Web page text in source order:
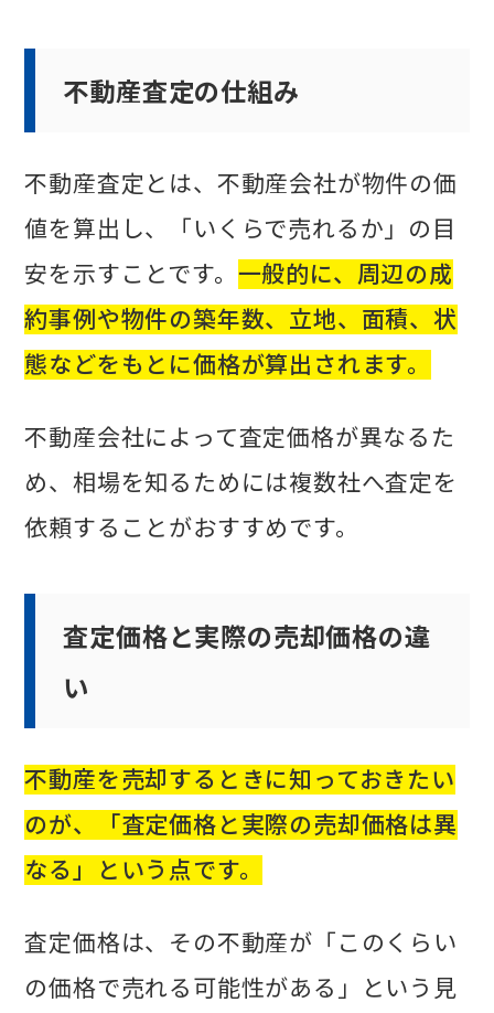
不動産査定の仕組み
不動産査定とは、不動産会社が物件の価
値を算出し、「いくらで売れるか」の目
安を示すことです。 一般的に、周辺の成
約事例や物件の築年数、立地、面積、状
態などをもとに価格が算出されます。
不動産会社によって査定価格が異なるた
め、相場を知るためには複数社へ査定を
依頼することがおすすめです。
査定価格と実際の売却価格の違
い
不動産を売却するときに知っておきたい
のが、「査定価格と実際の売却価格は異
なる」という点です。
査定価格は、その不動産が「このくらい
の価格で売れる可能性がある」という見